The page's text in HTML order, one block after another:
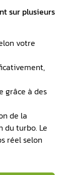
sur plusieurs
votre
grâce à des
de la
du turbo. Le
réel selon